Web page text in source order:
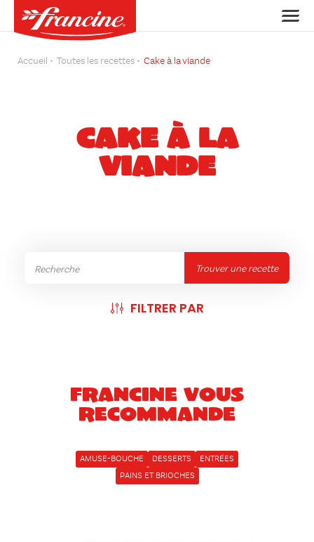
Accueil Toutes les recettes Cake à la viande
CAKE À LA
VIANDE
Trouver une recette
FILTRER PAR
Francine vous
recommande
AMUSE-BOUCHE DESSERTS
ENTRÉES
PAINS ET BRIOCHES